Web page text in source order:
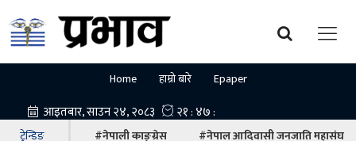
Home हाम्रो बारे Epaper
ट्रेन्डिङ #नेपाली काङ्ग्रेस #नेपाल आदिवासी जनजाति महासंघ